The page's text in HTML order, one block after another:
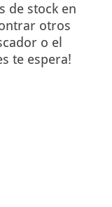
de stock en
otros
o el
te espera!